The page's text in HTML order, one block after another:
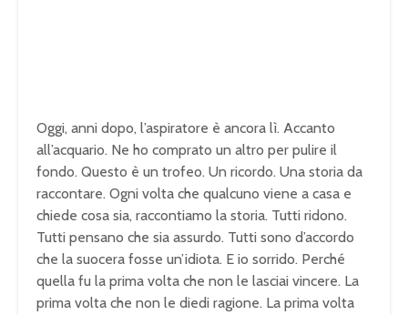
Oggi, anni dopo, l’aspiratore è ancora lì. Accanto
all’acquario. Ne ho comprato un altro per pulire il
fondo. Questo è un trofeo. Un ricordo. Una storia da
raccontare. Ogni volta che qualcuno viene a casa e
chiede cosa sia, raccontiamo la storia. Tutti ridono.
Tutti pensano che sia assurdo. Tutti sono d’accordo
che la suocera fosse un’idiota. E io sorrido. Perché
quella fu la prima volta che non le lasciai vincere. La
prima volta che non le diedi ragione. La prima volta